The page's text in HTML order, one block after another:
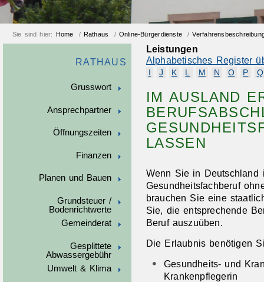
Sie sind hier: Home / Rathaus / Online-Bürgerdienste /
RATHAUS
Grusswort
Ansprechpartner
Öffnungszeiten
Finanzen
Planen und Bauen
Grundsteuer /
Bodenrichtwerte
Gemeinderat
Gesplittete
Abwassergebühr
Umwelt & Klima
Leistungen
Alphabetisches Register
J K L M N O P Q
IM AUSLAND
LASSEN
Wenn Sie in Deutschland
Gesundheitsfachberuf
brauchen Sie eine
Sie, die entsprechende
Beruf auszuüben.
Die Erlaubnis benötigen
Gesundheits- und
Krankenpflegerin